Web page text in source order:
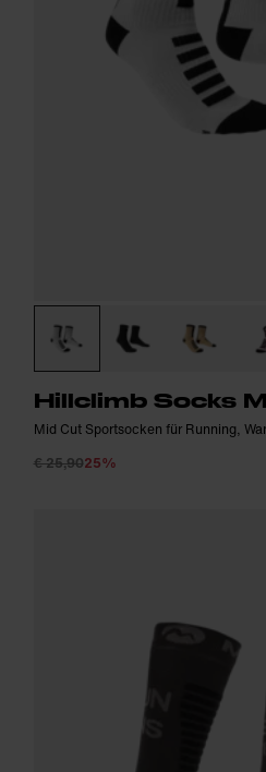
Hillclimb Socks
Mid Cut Sportsocken für Running,
€ 25,9025%